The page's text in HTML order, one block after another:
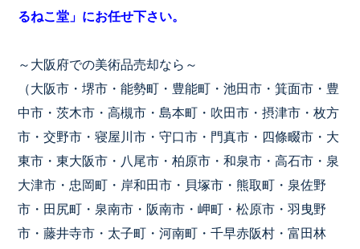
るねこ堂」にお任せ下さい。
～大阪府での美術品売却なら～
（大阪市・堺市・能勢町・豊能町・池田市・箕面市・豊
中市・茨木市・高槻市・島本町・吹田市・摂津市・枚方
市・交野市・寝屋川市・守口市・門真市・四條畷市・大
東市・東大阪市・八尾市・柏原市・和泉市・高石市・泉
大津市・忠岡町・岸和田市・貝塚市・熊取町・泉佐野
市・田尻町・泉南市・阪南市・岬町・松原市・羽曳野
市・藤井寺市・太子町・河南町・千早赤阪村・富田林